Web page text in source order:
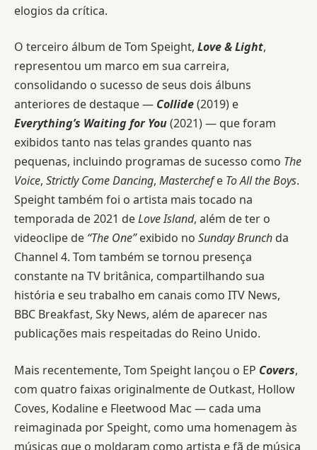
elogios da crítica.
O terceiro álbum de Tom Speight, Love & Light,
representou um marco em sua carreira,
consolidando o sucesso de seus dois álbuns
anteriores de destaque — Collide(2019) e
Everything’s Waiting for You(2021) — que foram
exibidos tanto nas telas grandes quanto nas
pequenas, incluindo programas de sucesso como The
Voice, Strictly Come Dancing, Masterchefe To All the Boys.
Speight também foi o artista mais tocado na
temporada de 2021 deLove Island, além de ter o
videoclipe de “The One”exibido no Sunday Brunch da
Channel 4. Tom também se tornou presença
constante na TV britânica, compartilhando sua
história e seu trabalho em canais como ITV News,
BBC Breakfast, Sky News, além de aparecer nas
publicações mais respeitadas do Reino Unido.
Mais recentemente, Tom Speight lançou o EP Covers,
com quatro faixas originalmente de Outkast, Hollow
Coves, Kodaline e Fleetwood Mac — cada uma
reimaginada por Speight, como uma homenagem às
músicas que o moldaram como artista e fã de música